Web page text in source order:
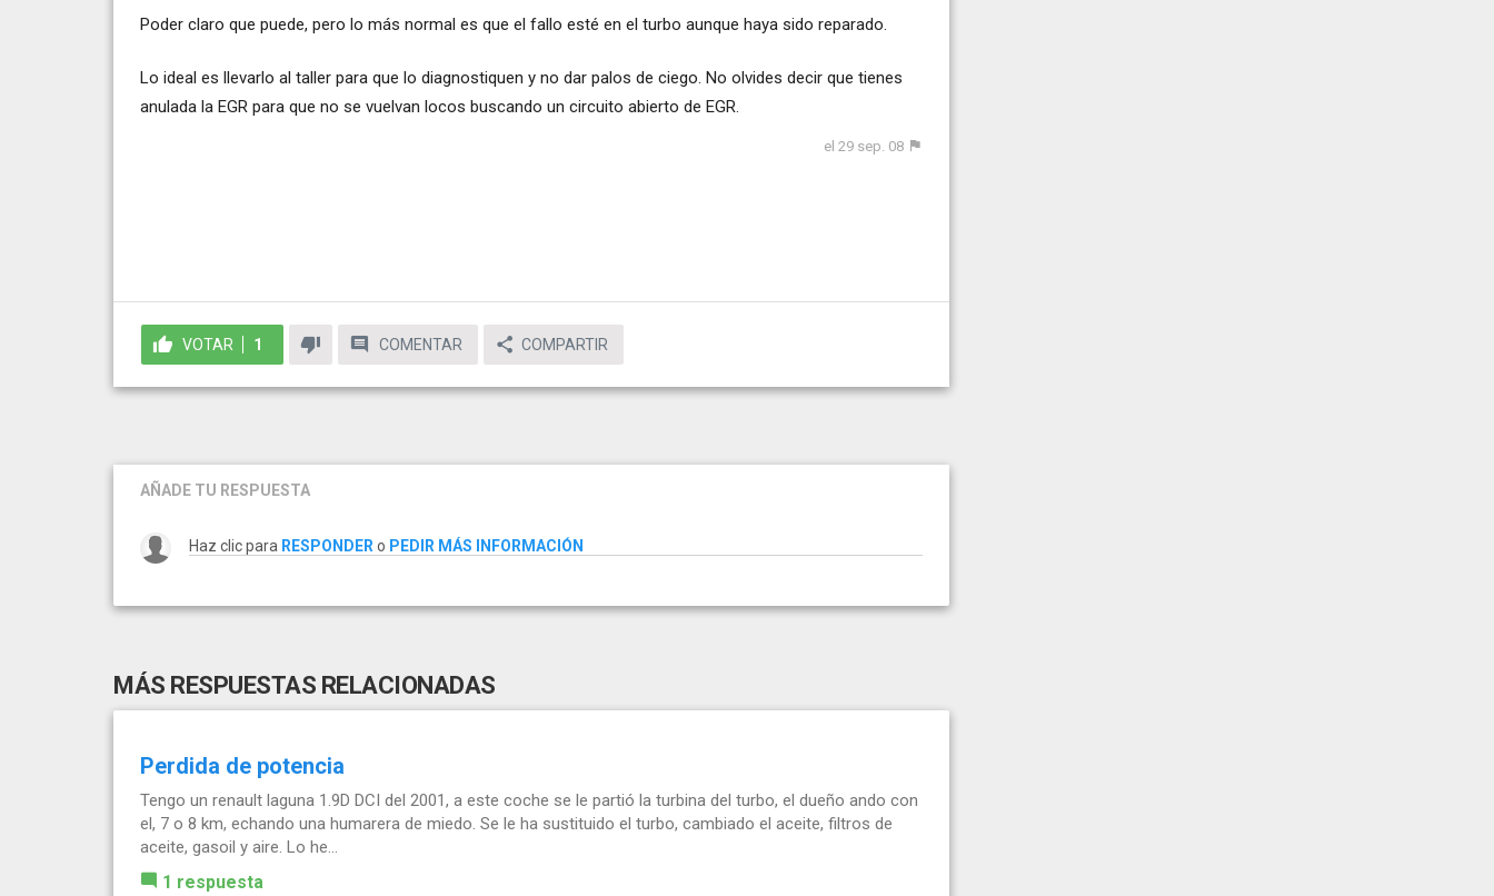
Poder claro que puede, pero lo más normal es que el fallo esté en el turbo aunque haya sido reparado.
Lo ideal es llevarlo al taller para que lo diagnostiquen y no dar palos de ciego. No olvides decir que tienes
anulada la EGR para que no se vuelvan locos buscando un circuito abierto de EGR.
el 29 sep. 08
VOTAR 1 COMENTAR COMPARTIR
AÑADE TU RESPUESTA
Haz clic para RESPONDER o PEDIR MÁS INFORMACIÓN
MÁS RESPUESTAS RELACIONADAS
Perdida de potencia
Tengo un renault laguna 1.9D DCI del 2001, a este coche se le partió la turbina del turbo, el dueño ando con
el, 7 o 8 km, echando una humarera de miedo. Se le ha sustituido el turbo, cambiado el aceite, filtros de
aceite, gasoil y aire. Lo he...
1 respuesta